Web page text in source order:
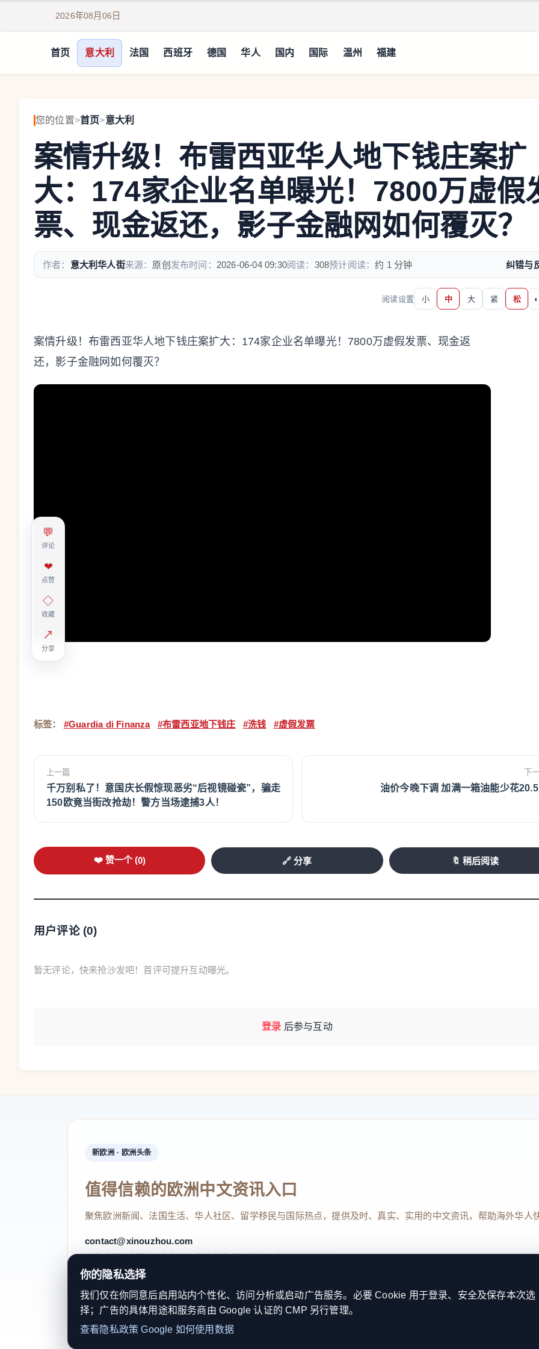
2026年08月06日
首页 意大利 法国 西班牙 德国 华人 国内 国际 温州 福建
您的位置>首页>意大利
案情升级！布雷西亚华人地下钱庄案扩
大：174家企业名单曝光！7800万虚假
票、现金返还，影子金融网如何覆灭？
作者： 意大利华人街来源： 原创 发布时间： 2026-06-04 09:30阅读： 308预计阅读：约 1 分钟 纠错与
阅读设置 小 中 大 紧 松 ◐
💬
评论
❤
点赞
◇
收藏
↗
分享
案情升级！布雷西亚华人地下钱庄案扩大：174家企业名单曝光！7800万虚假发票、现金返
还，影子金融网如何覆灭？
标签： #Guardia di Finanza #布雷西亚地下钱庄 #洗钱 #虚假发票
上一篇
千万别私了！意国庆长假惊现恶劣“后视镜碰瓷”，骗走
150欧竟当街改抢劫！警方当场逮捕3人！
下
油价今晚下调 加满一箱油能少花
❤️ 赞一个 (0) 🔗 分享 🔖 稍后阅读
用户评论 (0)
暂无评论，快来抢沙发吧！首评可提升互动曝光。
登录 后参与互动
新欧洲 · 欧洲头条
值得信赖的欧洲中文资讯入口
聚焦欧洲新闻、法国生活、华人社区、留学移民与国际热点，提供及时、真实、实用的中文资讯，帮助海外华人
contact@xinouzhou.com
服务支持、版权与合作：工作日优先处理站务、投稿与权利通知
© 2026 新欧洲·欧洲头条. All Rights Reserved. 本网站持续优化内容透明度、联系方式与用户权利说明，以提升品牌
关于我们法律声明 编辑规范日期归档隐私政策
你的隐私选择
我们仅在你同意后启用站内个性化、访问分析或启动广告服务。必要 Cookie 用于登录、安全及保存本次选
择；广告的具体用途和服务商由 Google 认证的 CMP 另行管理。
查看隐私政策 Google 如何使用数据